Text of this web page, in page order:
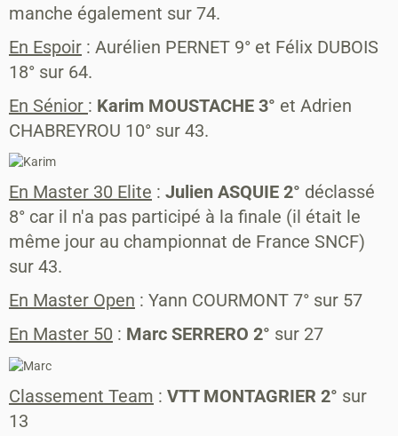
manche également sur 74.
En Espoir : Aurélien PERNET 9° et Félix DUBOIS
18° sur 64.
En Sénior : Karim MOUSTACHE 3° et Adrien
CHABREYROU 10° sur 43.
En Master 30 Elite : Julien ASQUIE 2° déclassé
8° car il n'a pas participé à la finale (il était le
même jour au championnat de France SNCF)
sur 43.
En Master Open : Yann COURMONT 7° sur 57
En Master 50 : Marc SERRERO 2° sur 27
Classement Team : VTT MONTAGRIER 2° sur
13